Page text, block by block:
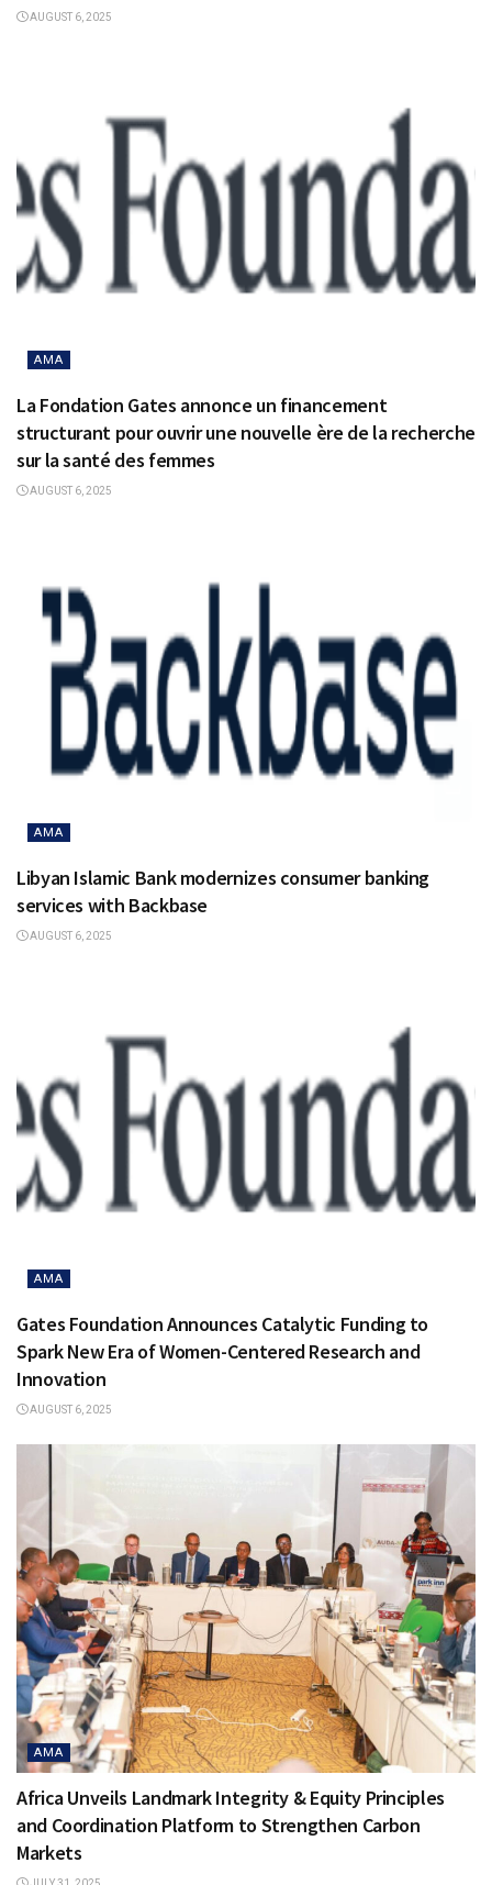
AUGUST 6, 2025
AMA
La Fondation Gates annonce un financement
structurant pour ouvrir une nouvelle ère de la recherche
sur la santé des femmes
AUGUST 6, 2025
AMA
Libyan Islamic Bank modernizes consumer banking
services with Backbase
AUGUST 6, 2025
AMA
Gates Foundation Announces Catalytic Funding to
Spark New Era of Women-Centered Research and
Innovation
AUGUST 6, 2025
AMA
Africa Unveils Landmark Integrity & Equity Principles
and Coordination Platform to Strengthen Carbon
Markets